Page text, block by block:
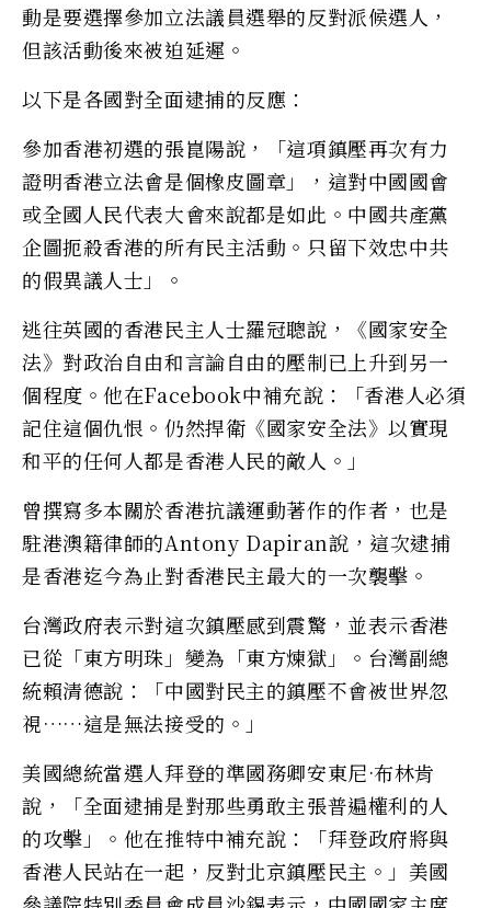
動是要選擇參加立法議員選舉的反對派候選人，
但該活動後來被迫延遲。
以下是各國對全面逮捕的反應：
參加香港初選的張崑陽說，「這項鎮壓再次有力
證明香港立法會是個橡皮圖章」，這對中國國會
或全國人民代表大會來說都是如此。中國共產黨
企圖扼殺香港的所有民主活動。只留下效忠中共
的假異議人士」。
逃往英國的香港民主人士羅冠聰說，《國家安全
法》對政治自由和言論自由的壓制已上升到另一
個程度。他在Facebook中補充說：「香港人必須
記住這個仇恨。仍然捍衛《國家安全法》以實現
和平的任何人都是香港人民的敵人。」
曾撰寫多本關於香港抗議運動著作的作者，也是
駐港澳籍律師的Antony Dapiran說，這次逮捕
是香港迄今為止對香港民主最大的一次襲擊。
台灣政府表示對這次鎮壓感到震驚，並表示香港
已從「東方明珠」變為「東方煉獄」。台灣副總
統賴清德說：「中國對民主的鎮壓不會被世界忽
視……這是無法接受的。」
美國總統當選人拜登的準國務卿安東尼·布林肯
說，「全面逮捕是對那些勇敢主張普遍權利的人
的攻擊」。他在推特中補充說：「拜登政府將與
香港人民站在一起，反對北京鎮壓民主。」美國